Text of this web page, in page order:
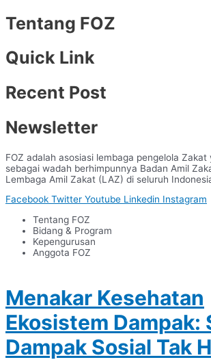
Tentang FOZ
Quick Link
Recent Post
Newsletter
FOZ adalah asosiasi lembaga pengelola
sebagai wadah berhimpunnya Badan Amil
Lembaga Amil Zakat (LAZ) di seluruh
Facebook Twitter Youtube Linkedin Instagram
Tentang FOZ
Bidang & Program
Kepengurusan
Anggota FOZ
Menakar Kesehatan
Ekosistem Dampak:
Dampak Sosial Tak